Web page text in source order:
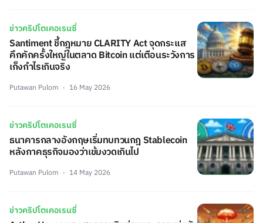
ข่าวคริปโตเคอเรนซี่
Santiment ชี้กฎหมาย CLARITY Act จุดกระแส
คึกคักครั้งใหญ่ในตลาด Bitcoin แต่เตือนระวังการ
เก็งกำไรเกินจริง
Putawan Pulom 16 May 2026
ข่าวคริปโตเคอเรนซี่
ธนาคารกลางอังกฤษเริ่มทบทวนกฎ Stablecoin
หลังภาคธุรกิจมองว่าเข้มงวดเกินไป
Putawan Pulom 14 May 2026
ข่าวคริปโตเคอเรนซี่